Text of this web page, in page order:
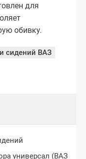
для
обивку.
сидений ВАЗ
универсал (ВАЗ